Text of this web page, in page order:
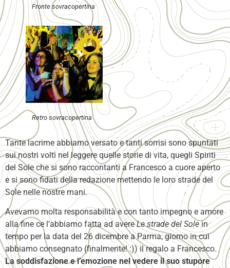
Fronte sovracopertina
Retro sovracopertina
Tante lacrime abbiamo versato e tanti sorrisi sono spuntati
sui nostri volti nel leggere quelle storie di vita, quegli Spiriti
del Sole che si sono raccontanti a Francesco a cuore aperto
e si sono fidati della redazione mettendo le loro strade del
Sole nelle nostre mani.
Avevamo molta responsabilità e con tanto impegno e amore
alla fine ce l’abbiamo fatta ad avereLe strade del Solein
tempo per la data del 26 dicembre a Parma, giorno in cui
abbiamo consegnato (finalmente! :)) il regalo a Francesco.
La soddisfazione e l’emozione nel vedere il suo stupore